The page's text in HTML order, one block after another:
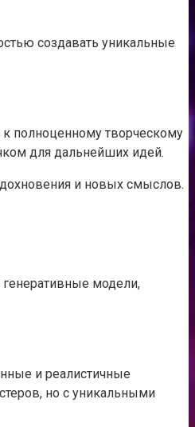
создавать уникальные
к полноценному творческому
для дальнейших идей.
и новых смыслов.
модели,
и реалистичные
но с уникальными